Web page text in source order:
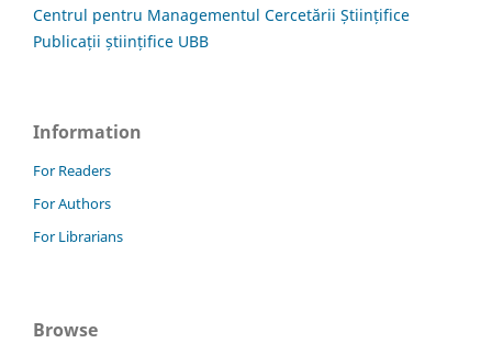
Centrul pentru Managementul Cercetării Științifice
Publicații științifice UBB
Information
For Readers
For Authors
For Librarians
Browse